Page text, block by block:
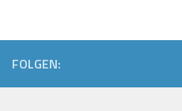
FOLGEN: